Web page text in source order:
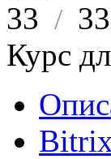
33 /
Курс